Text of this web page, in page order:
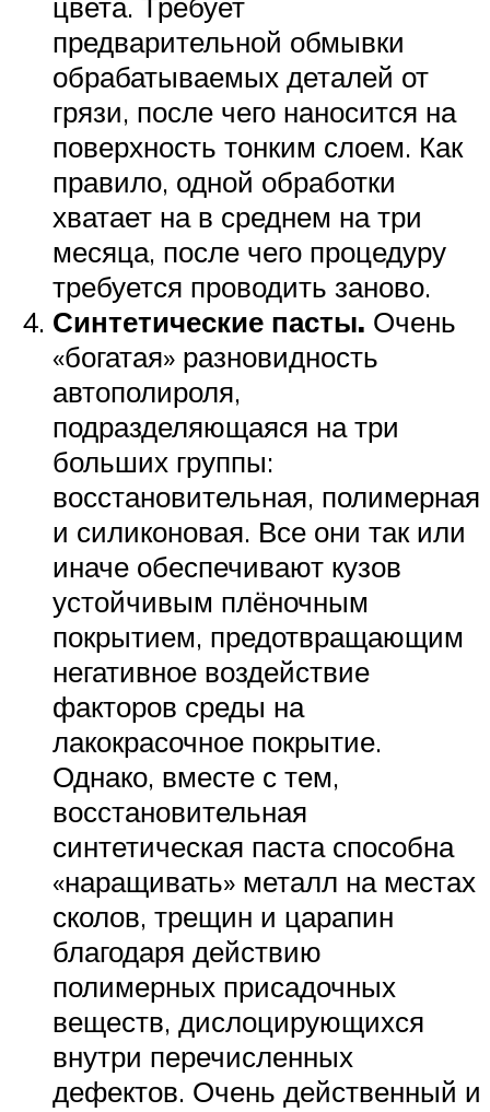
предварительной обмывки
обрабатываемых деталей от
грязи, после чего наносится на
поверхность тонким слоем. Как
правило, одной обработки
хватает на в среднем на три
месяца, после чего процедуру
требуется проводить заново.
Синтетические пасты. Очень
«богатая» разновидность
автополироля,
подразделяющаяся на три
больших группы:
восстановительная, полимерная
и силиконовая. Все они так или
иначе обеспечивают кузов
устойчивым плёночным
покрытием, предотвращающим
негативное воздействие
факторов среды на
лакокрасочное покрытие.
Однако, вместе с тем,
восстановительная
синтетическая паста способна
«наращивать» металл на местах
сколов, трещин и царапин
благодаря действию
полимерных присадочных
веществ, дислоцирующихся
внутри перечисленных
дефектов. Очень действенный и